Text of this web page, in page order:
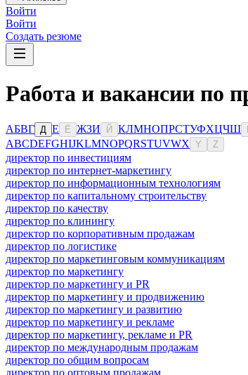
Войти
Войти
Создать резюме
Работа и вакансии по
АБВГ Д Е Ё ЖЗИ Й КЛМНОПРСТУФХЦЧШ
ABCDEFGHIJKLMNOPQRSTUVWX Y Z
директор по инвестициям
директор по интернет-маркетингу
директор по информационным технологиям
директор по капитальному строительству
директор по качеству
директор по клинингу
директор по корпоративным продажам
директор по логистике
директор по маркетинговым коммуникациям
директор по маркетингу
директор по маркетингу и PR
директор по маркетингу и продвижению
директор по маркетингу и развитию
директор по маркетингу и рекламе
директор по маркетингу, рекламе и PR
директор по международным продажам
директор по общим вопросам
директор по оптовым продажам